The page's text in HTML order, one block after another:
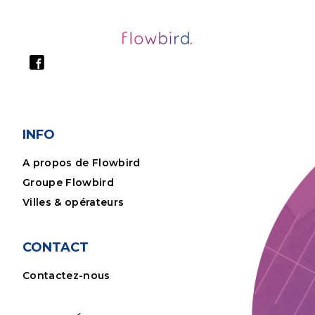
INFO
A propos de Flowbird
Groupe Flowbird
Villes & opérateurs
CONTACT
Contactez-nous